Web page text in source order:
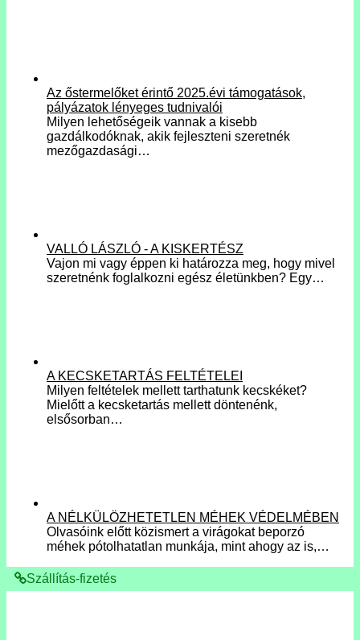
Az őstermelőket érintő 2025.évi támogatások,
pályázatok lényeges tudnivalói
Milyen lehetőségeik vannak a kisebb
gazdálkodóknak, akik fejleszteni szeretnék
mezőgazdasági…
VALLÓ LÁSZLÓ - A KISKERTÉSZ
Vajon mi vagy éppen ki határozza meg, hogy mivel
szeretnénk foglalkozni egész életünkben? Egy…
A KECSKETARTÁS FELTÉTELEI
Milyen feltételek mellett tarthatunk kecskéket?
Mielőtt a kecsketartás mellett döntenénk,
elsősorban…
A NÉLKÜLÖZHETETLEN MÉHEK VÉDELMÉBEN
Olvasóink előtt közismert a virágokat beporzó
méhek pótolhatatlan munkája, mint ahogy az is,…
Szállítás-fizetés